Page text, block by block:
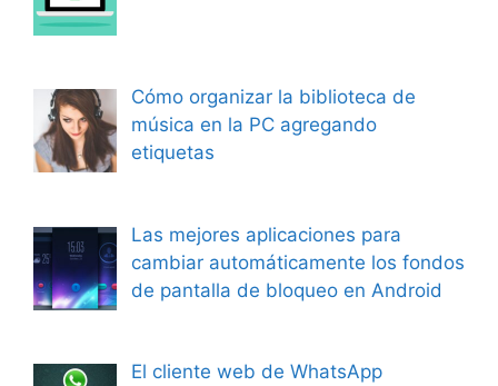
Cómo organizar la biblioteca de
música en la PC agregando
etiquetas
Las mejores aplicaciones para
cambiar automáticamente los fondos
de pantalla de bloqueo en Android
El cliente web de WhatsApp